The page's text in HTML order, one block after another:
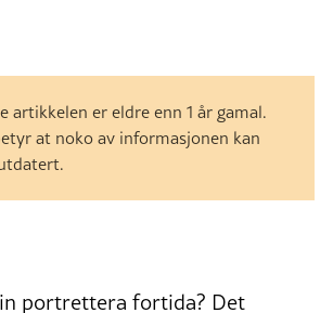
artikkelen er eldre enn 1 år gamal.
at noko av informasjonen kan
portrettera fortida? Det